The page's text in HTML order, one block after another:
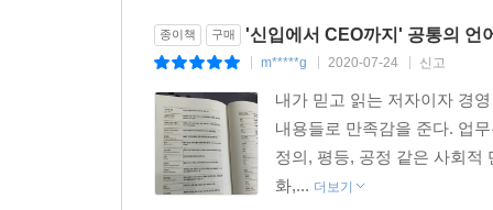
고객 경험
고객 경험이란 “고객이 제품이나 서비스, 그것을
을 구입하여 이용하다가, 때가 되어 폐기할 때까
이용할 때의 고충”이라며 작게 정의하는 경우를
열광, 행복, 즐거움, 안전함 등 긍정적 감정까지 모
--- p.148~149
과정에서 애플, 아마존, 구글, 넷플릭스, 테슬라
피터 드러커에서 노벨상 수상자 대니얼 카너먼
재미를 더할 뿐 아니라 직접 현장에서 강의를 듣
1부에서는 차별화, 혁신, 의사 결정, 고객 가치,
가지도록 도와준다. 2부에서는 팀과 팀워크, 협업
종이책 구매 '신입에서 CEO까지' 공통의 언
m*****g 2020-07-24 신고
내가 믿고 읽는 저자이자 경
내용들로 만족감을 준다. 업
정의, 평등, 공정 같은 사회적
화,... 더보기